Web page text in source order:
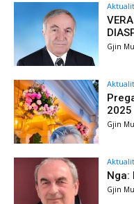
Gjin
2025
Gjin
Nga:
Gjin